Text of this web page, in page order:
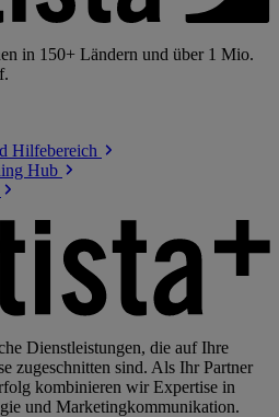
in 150+ Ländern und über 1 Mio.
Hilfebereich
Hub
Dienstleistungen, die auf Ihre
zugeschnitten sind. Als Ihr Partner
kombinieren wir Expertise in
und Marketingkommunikation.